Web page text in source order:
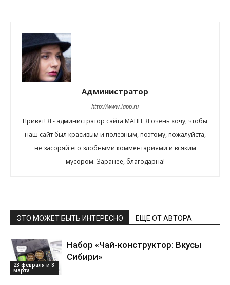
Администратор
http://www.iapp.ru
Привет! Я - администратор сайта МАПП. Я очень хочу, чтобы
наш сайт был красивым и полезным, поэтому, пожалуйста,
не засоряй его злобными комментариями и всяким
мусором. Заранее, благодарна!
ЭТО МОЖЕТ БЫТЬ ИНТЕРЕСНО ЕЩЕ ОТ АВТОРА
23 февраля и 8
марта
Набор «Чай-конструктор: Вкусы
Сибири»